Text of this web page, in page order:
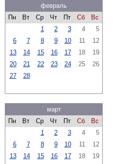
февраль
Пн
Вт Ср Чт Пт Сб
Вс
1
2 3 4
5
6
7 8 9 10 11
12
13
14 15 16 17 18
19
20
21 22 23 24 25
26
27
28
март
Пн
Вт Ср Чт Пт Сб
Вс
1
2 3 4
5
6
7 8 9 10 11
12
13
14 15 16 17 18
19